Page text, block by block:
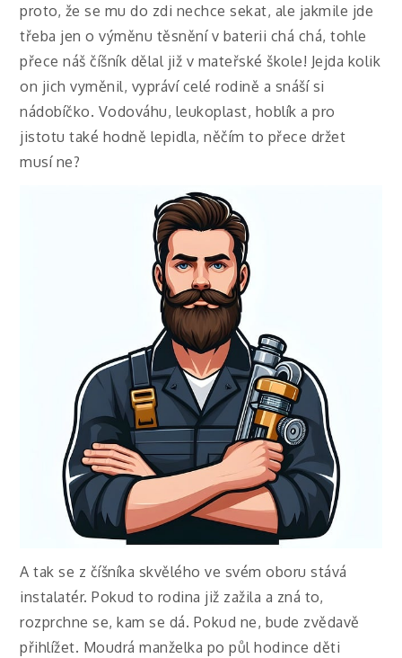
proto, že se mu do zdi nechce sekat, ale jakmile jde
třeba jen o výměnu těsnění v baterii chá chá, tohle
přece náš číšník dělal již v mateřské škole! Jejda kolik
on jich vyměnil, vypráví celé rodině a snáší si
nádobíčko. Vodováhu, leukoplast, hoblík a pro
jistotu také hodně lepidla, něčím to přece držet
musí ne?
A tak se z číšníka skvělého ve svém oboru stává
instalatér. Pokud to rodina již zažila a zná to,
rozprchne se, kam se dá. Pokud ne, bude zvědavě
přihlížet. Moudrá manželka po půl hodince děti